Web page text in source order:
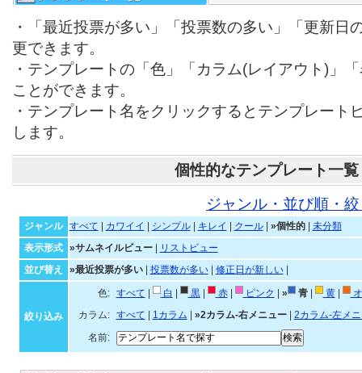
・「最近投票が多い」「投票数の多い」「更新日
更できます。
・テンプレートの「色」「カラム(レイアウト)」
ことができます。
・テンプレート名をクリックするとテンプレート
します。
個性的なテンプレート一覧
ジャンル・並び順・
ジャンル すべて カワイイ シンプル| キレイ クール| »個性的| 未分類
表示形式
»サムネイルビュー|
リストビュー
並び替え
»最近投票が多い| 投票数が多い| 修正日が新しい|
絞り込み
色: すべて 白 黒| 赤| ピンク » 青| 黄|
カラム:
すべて 1カラム »2カラム-右メニュー| 2カラム-左メ
名前: